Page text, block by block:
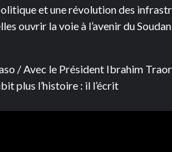
et une révolution des
ouvrir la voie à l’avenir du
/ Avec le Président Ibrahim
plus l’histoire : il l’écrit